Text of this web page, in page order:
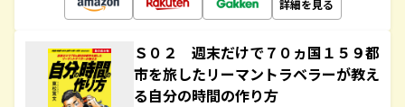
詳細を見る
Ｓ０２ 週末だけで７０ヵ国１５９都
市を旅したリーマントラベラーが教え
る自分の時間の作り方